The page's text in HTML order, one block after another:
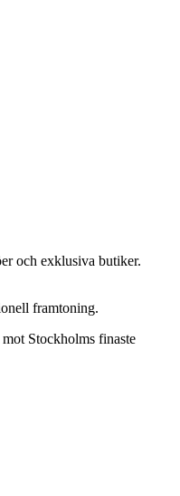
och exklusiva butiker.
framtoning.
Stockholms finaste